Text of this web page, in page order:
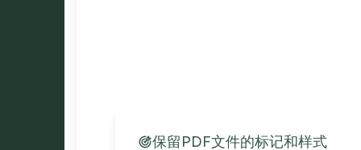
保留PDF文件的标记和样式